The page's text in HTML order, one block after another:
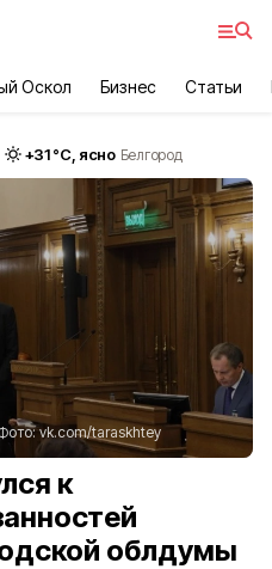
Оскол Бизнес Статьи
+31°С, ясно Белгород
vk.com/taraskhtey
к
облдумы